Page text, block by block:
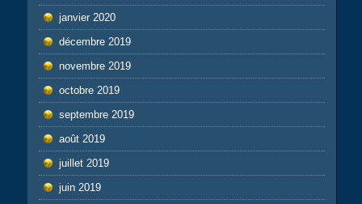
janvier 2020
décembre 2019
novembre 2019
octobre 2019
septembre 2019
août 2019
juillet 2019
juin 2019